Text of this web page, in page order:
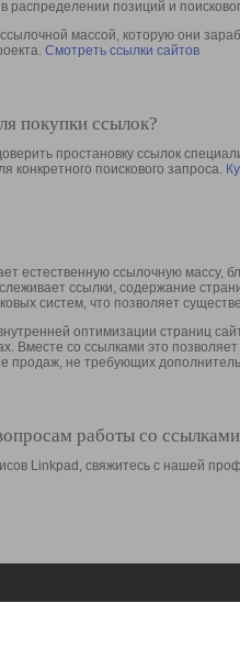
раcпределении позиций и
массой, которую они
Смотреть ссылки сайтов
покупки ссылок?
простановку ссылок
поискового запроса.
естественную ссылочную массу,
ссылки, содержание
систем, что позволяет
оптимизации страниц
Вместе со ссылками это
продаж, не требующих
работы со
Linkpad, свяжитесь с нашей